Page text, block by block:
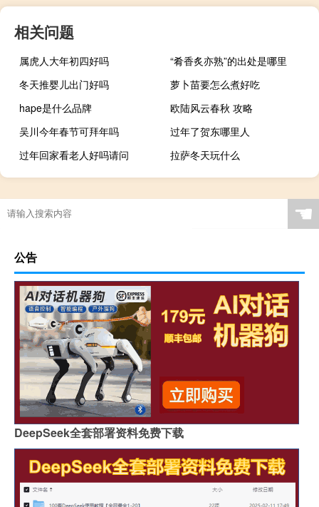
相关问题
属虎人大年初四好吗
“肴香炙亦熟”的出处是哪里
冬天推婴儿出门好吗
萝卜苗要怎么煮好吃
hape是什么品牌
欧陆风云春秋 攻略
吴川今年春节可拜年吗
过年了贺东哪里人
过年回家看老人好吗请问
拉萨冬天玩什么
☚
公告
DeepSeek全套部署资料免费下载